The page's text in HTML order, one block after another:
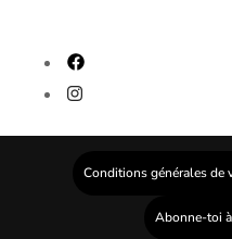
Conditions générales de
Abonne-toi